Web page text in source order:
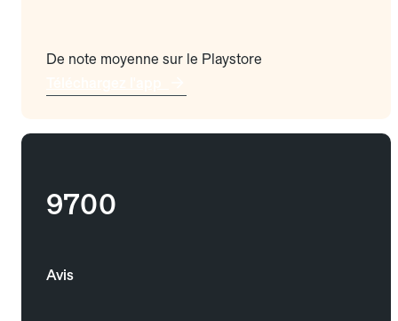
De note moyenne sur le Playstore
9700
Avis